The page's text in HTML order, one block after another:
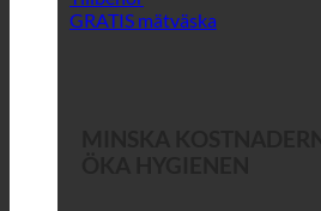
GRATIS mätväska